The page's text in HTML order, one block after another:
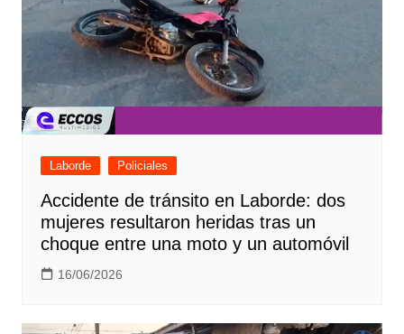
Laborde Policiales
Accidente de tránsito en Laborde: dos
mujeres resultaron heridas tras un
choque entre una moto y un automóvil
16/06/2026